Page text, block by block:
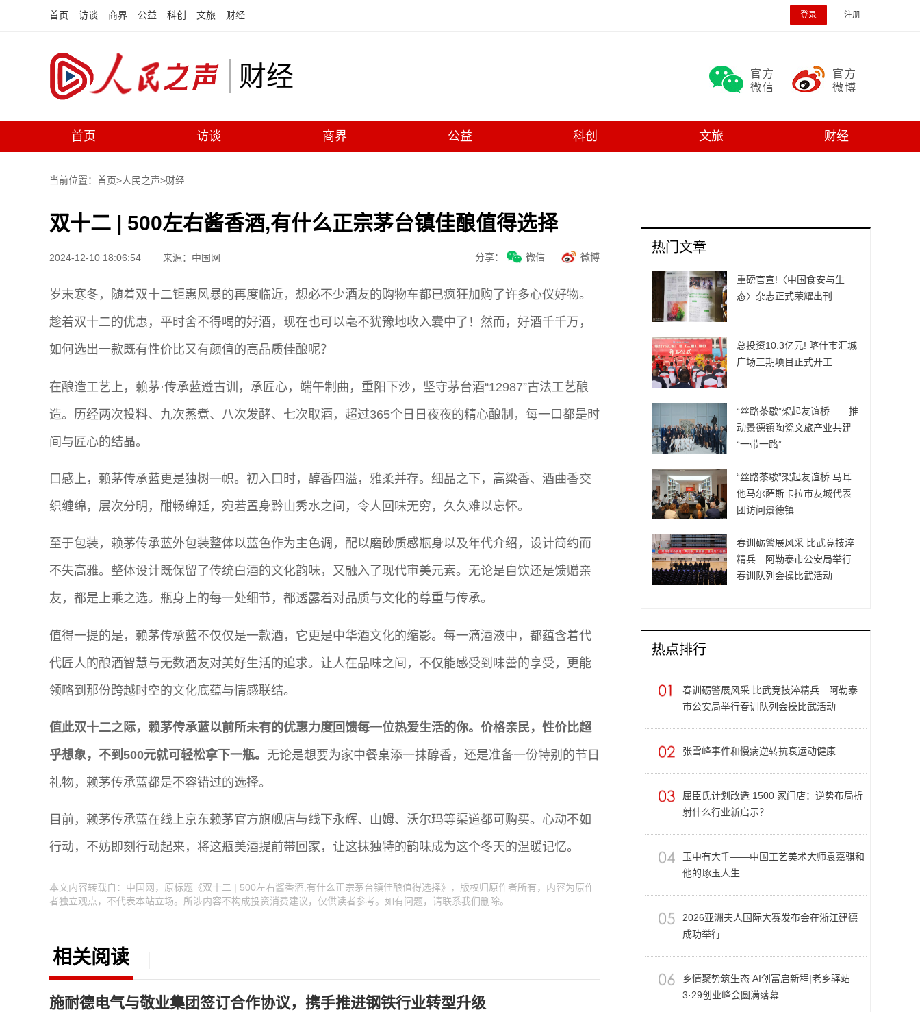
首页 访谈 商界 公益 科创 文旅 财经 登录 注册
财经
官方
微信
官方
微博
首页 访谈 商界 公益 科创 文旅 财经
当前位置：首页>人民之声>财经
双十二 | 500左右酱香酒,有什么正宗茅台镇佳酿值得选择
2024-12-10 18:06:54 来源：中国网 分享： 微信 微博
岁末寒冬，随着双十二钜惠风暴的再度临近，想必不少酒友的购物车都已疯狂加购了许多心仪好物。
趁着双十二的优惠，平时舍不得喝的好酒，现在也可以毫不犹豫地收入囊中了！然而，好酒千千万，
如何选出一款既有性价比又有颜值的高品质佳酿呢？
在酿造工艺上，赖茅·传承蓝遵古训，承匠心，端午制曲，重阳下沙，坚守茅台酒“12987”古法工艺酿
造。历经两次投料、九次蒸煮、八次发酵、七次取酒，超过365个日日夜夜的精心酿制，每一口都是时
间与匠心的结晶。
口感上，赖茅传承蓝更是独树一帜。初入口时，醇香四溢，雅柔并存。细品之下，高粱香、酒曲香交
织缠绵，层次分明，酣畅绵延，宛若置身黔山秀水之间，令人回味无穷，久久难以忘怀。
至于包装，赖茅传承蓝外包装整体以蓝色作为主色调，配以磨砂质感瓶身以及年代介绍，设计简约而
不失高雅。整体设计既保留了传统白酒的文化韵味，又融入了现代审美元素。无论是自饮还是馈赠亲
友，都是上乘之选。瓶身上的每一处细节，都透露着对品质与文化的尊重与传承。
值得一提的是，赖茅传承蓝不仅仅是一款酒，它更是中华酒文化的缩影。每一滴酒液中，都蕴含着代
代匠人的酿酒智慧与无数酒友对美好生活的追求。让人在品味之间，不仅能感受到味蕾的享受，更能
领略到那份跨越时空的文化底蕴与情感联结。
值此双十二之际，赖茅传承蓝以前所未有的优惠力度回馈每一位热爱生活的你。价格亲民，性价比超
乎想象，不到500元就可轻松拿下一瓶。 无论是想要为家中餐桌添一抹醇香，还是准备一份特别的节日
礼物，赖茅传承蓝都是不容错过的选择。
目前，赖茅传承蓝在线上京东赖茅官方旗舰店与线下永辉、山姆、沃尔玛等渠道都可购买。心动不如
行动，不妨即刻行动起来，将这瓶美酒提前带回家，让这抹独特的韵味成为这个冬天的温暖记忆。
本文内容转载自：中国网，原标题《双十二 | 500左右酱香酒,有什么正宗茅台镇佳酿值得选择》，版权归原作者所有，内容为原作
者独立观点，不代表本站立场。所涉内容不构成投资消费建议，仅供读者参考。如有问题，请联系我们删除。
相关阅读
施耐德电气与敬业集团签订合作协议，携手推进钢铁行业转型升级
热门文章
重磅官宣!〈中国食安与生
态〉杂志正式荣耀出刊
总投资10.3亿元! 喀什市汇城
广场三期项目正式开工
“丝路茶歇”架起友谊桥——推
动景德镇陶瓷文旅产业共建
“一带一路”
“丝路茶歇”架起友谊桥:马耳
他马尔萨斯卡拉市友城代表
团访问景德镇
春训砺警展风采 比武竞技淬
精兵—阿勒泰市公安局举行
春训队列会操比武活动
热点排行
春训砺警展风采 比武竞技淬精兵—阿勒泰
市公安局举行春训队列会操比武活动
张雪峰事件和慢病逆转抗衰运动健康
屈臣氏计划改造 1500 家门店：逆势布局折
射什么行业新启示？
玉中有大千——中国工艺美术大师袁嘉骐和
他的琢玉人生
​2026亚洲夫人国际大赛发布会在浙江建德
成功举行
乡情聚势筑生态 AI创富启新程|老乡驿站
3·29创业峰会圆满落幕